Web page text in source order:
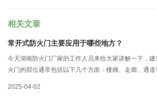
相关文章
常开式防火门主要应用于哪些地方？
今天湖南防火门厂家的工作人员来给大家讲解一下，
火门的部位通常包括以下几个方面：楼梯、走廊、通道
2025-04-02